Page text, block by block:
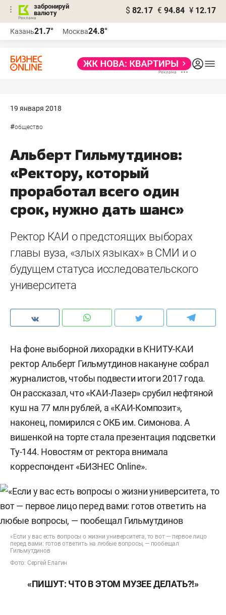
забронируй
валюту
$ 82.17 € 94.84 ¥ 12.17
Казань21.7° Москва24.8°
19 января 2018
#общество
Альберт Гильмутдинов:
«Ректору, который
проработал всего один
срок, нужно дать шанс»
Ректор КАИ о предстоящих выборах
главы вуза, «злых языках» в СМИ и о
будущем статуса исследовательского
университета
На фоне выборной лихорадки в КНИТУ-КАИ
ректор Альберт Гильмутдинов накануне собрал
журналистов, чтобы подвести итоги 2017 года.
Он рассказал, что «КАИ-Лазер» срубил нефтяной
куш на 77 млн рублей, а «КАИ-Композит»,
наконец, помирился с ОКБ им. Симонова. А
вишенкой на торте стала презентация подсветки
Ту-144. Новостям от ректора внимала
корреспондент «БИЗНЕС Online».
«Если у вас есть вопросы о жизни университета, то вот — первое лицо
перед вами: готов ответить на любые вопросы, — пообещал
Гильмутдинов
Фото: Сергей Елагин
«ПИШУТ: ЧТО В ЭТОМ МУЗЕЕ ДЕЛАТЬ?!»